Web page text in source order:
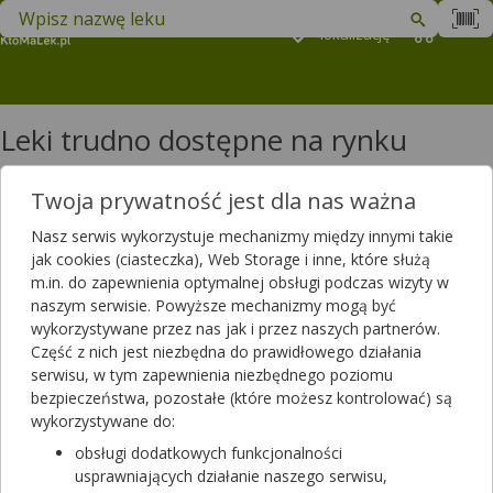
lokalizację
Znajdź lek w swojej okolicy
Leki trudno dostępne na rynku
Filtrowanie
Wyniki wyszukiwania(318)
Wyczyść filtry
Daivobet
(50mcg+500mcg)/g | 30 g | Calcipotriolum,
Betamethasonum
lek na receptę
65,79 zł
dla 100% - pełnopłatny
Twoja prywatność jest dla nas ważna
Nasz serwis wykorzystuje mechanizmy między innymi takie
jak cookies (ciasteczka), Web Storage i inne, które służą
m.in. do zapewnienia optymalnej obsługi podczas wizyty w
naszym serwisie. Powyższe mechanizmy mogą być
wykorzystywane przez nas jak i przez naszych partnerów.
Część z nich jest niezbędna do prawidłowego działania
serwisu, w tym zapewnienia niezbędnego poziomu
bezpieczeństwa, pozostałe (które możesz kontrolować) są
wykorzystywane do:
obsługi dodatkowych funkcjonalności
usprawniających działanie naszego serwisu,